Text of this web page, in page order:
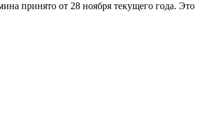
принято от 28 ноября текущего года. Это